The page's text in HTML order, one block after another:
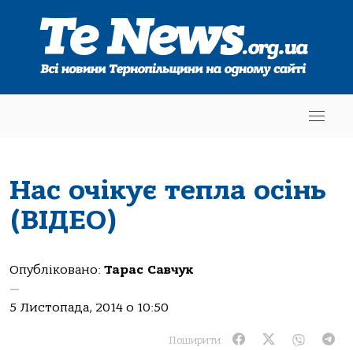
Нас очікує тепла осінь
(ВІДЕО)
Опубліковано: Тарас Савчук
—
5 Листопада, 2014 о 10:50
Поширити: